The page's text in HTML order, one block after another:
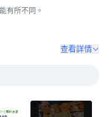
有所不同。
查看詳情